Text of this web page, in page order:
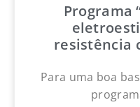
Programa
resistência
Para uma boa